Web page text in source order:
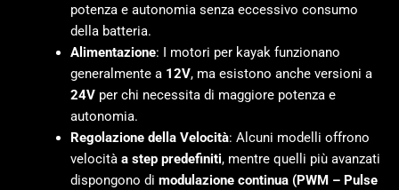
potenza e autonomia senza eccessivo consumo
della batteria.
Alimentazione: I motori per kayak funzionano
generalmente a 12V, ma esistono anche versioni a
24Vper chi necessita di maggiore potenza e
autonomia.
Regolazione della Velocità: Alcuni modelli offrono
velocità a step predefiniti, mentre quelli più avanzati
dispongono di modulazione continua (PWM – Pulse